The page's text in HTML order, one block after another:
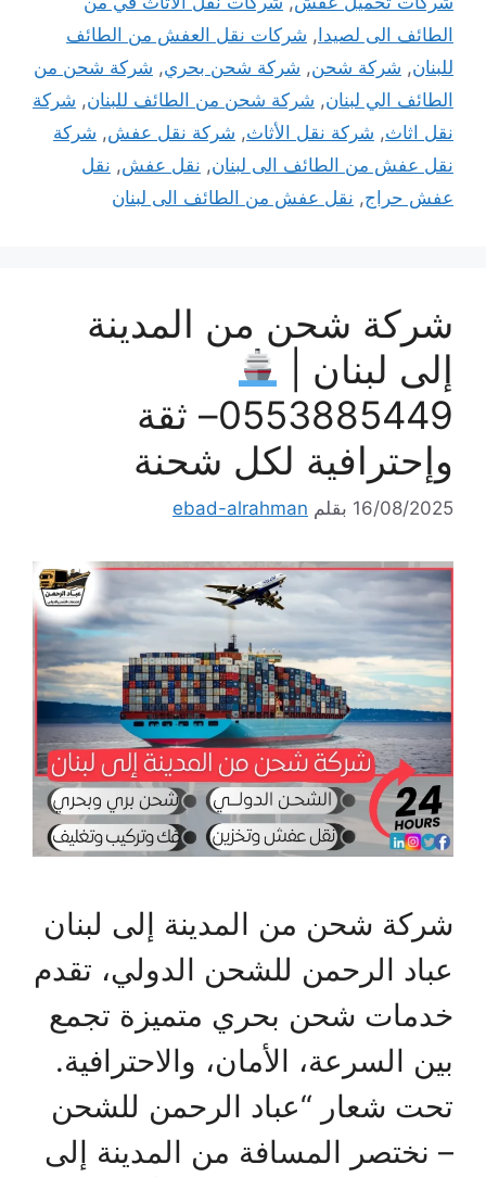
الطائف الى لصيدا, شركات نقل العفش من الطائف
للبنان, شركة شحن, شركة شحن بحري, شركة شحن من
الطائف الي لبنان, شركة شحن من الطائف للبنان, شركة
نقل اثاث, شركة نقل الأثاث, شركة نقل عفش, شركة
نقل عفش من الطائف الى لبنان, نقل عفش, نقل
عفش حراج, نقل عفش من الطائف الى لبنان
شركة شحن من المدينة
إلى لبنان |
0553885449– ثقة
وإحترافية لكل شحنة
16/08/2025 بقلم ebad-alrahman
شركة شحن من المدينة إلى لبنان
عباد الرحمن للشحن الدولي، تقدم
خدمات شحن بحري متميزة تجمع
بين السرعة، الأمان، والاحترافية.
تحت شعار “عباد الرحمن للشحن
– نختصر المسافة من المدينة إلى